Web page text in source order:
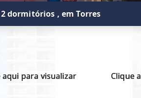
dormitórios , em Torres
aqui para visualizar Clique